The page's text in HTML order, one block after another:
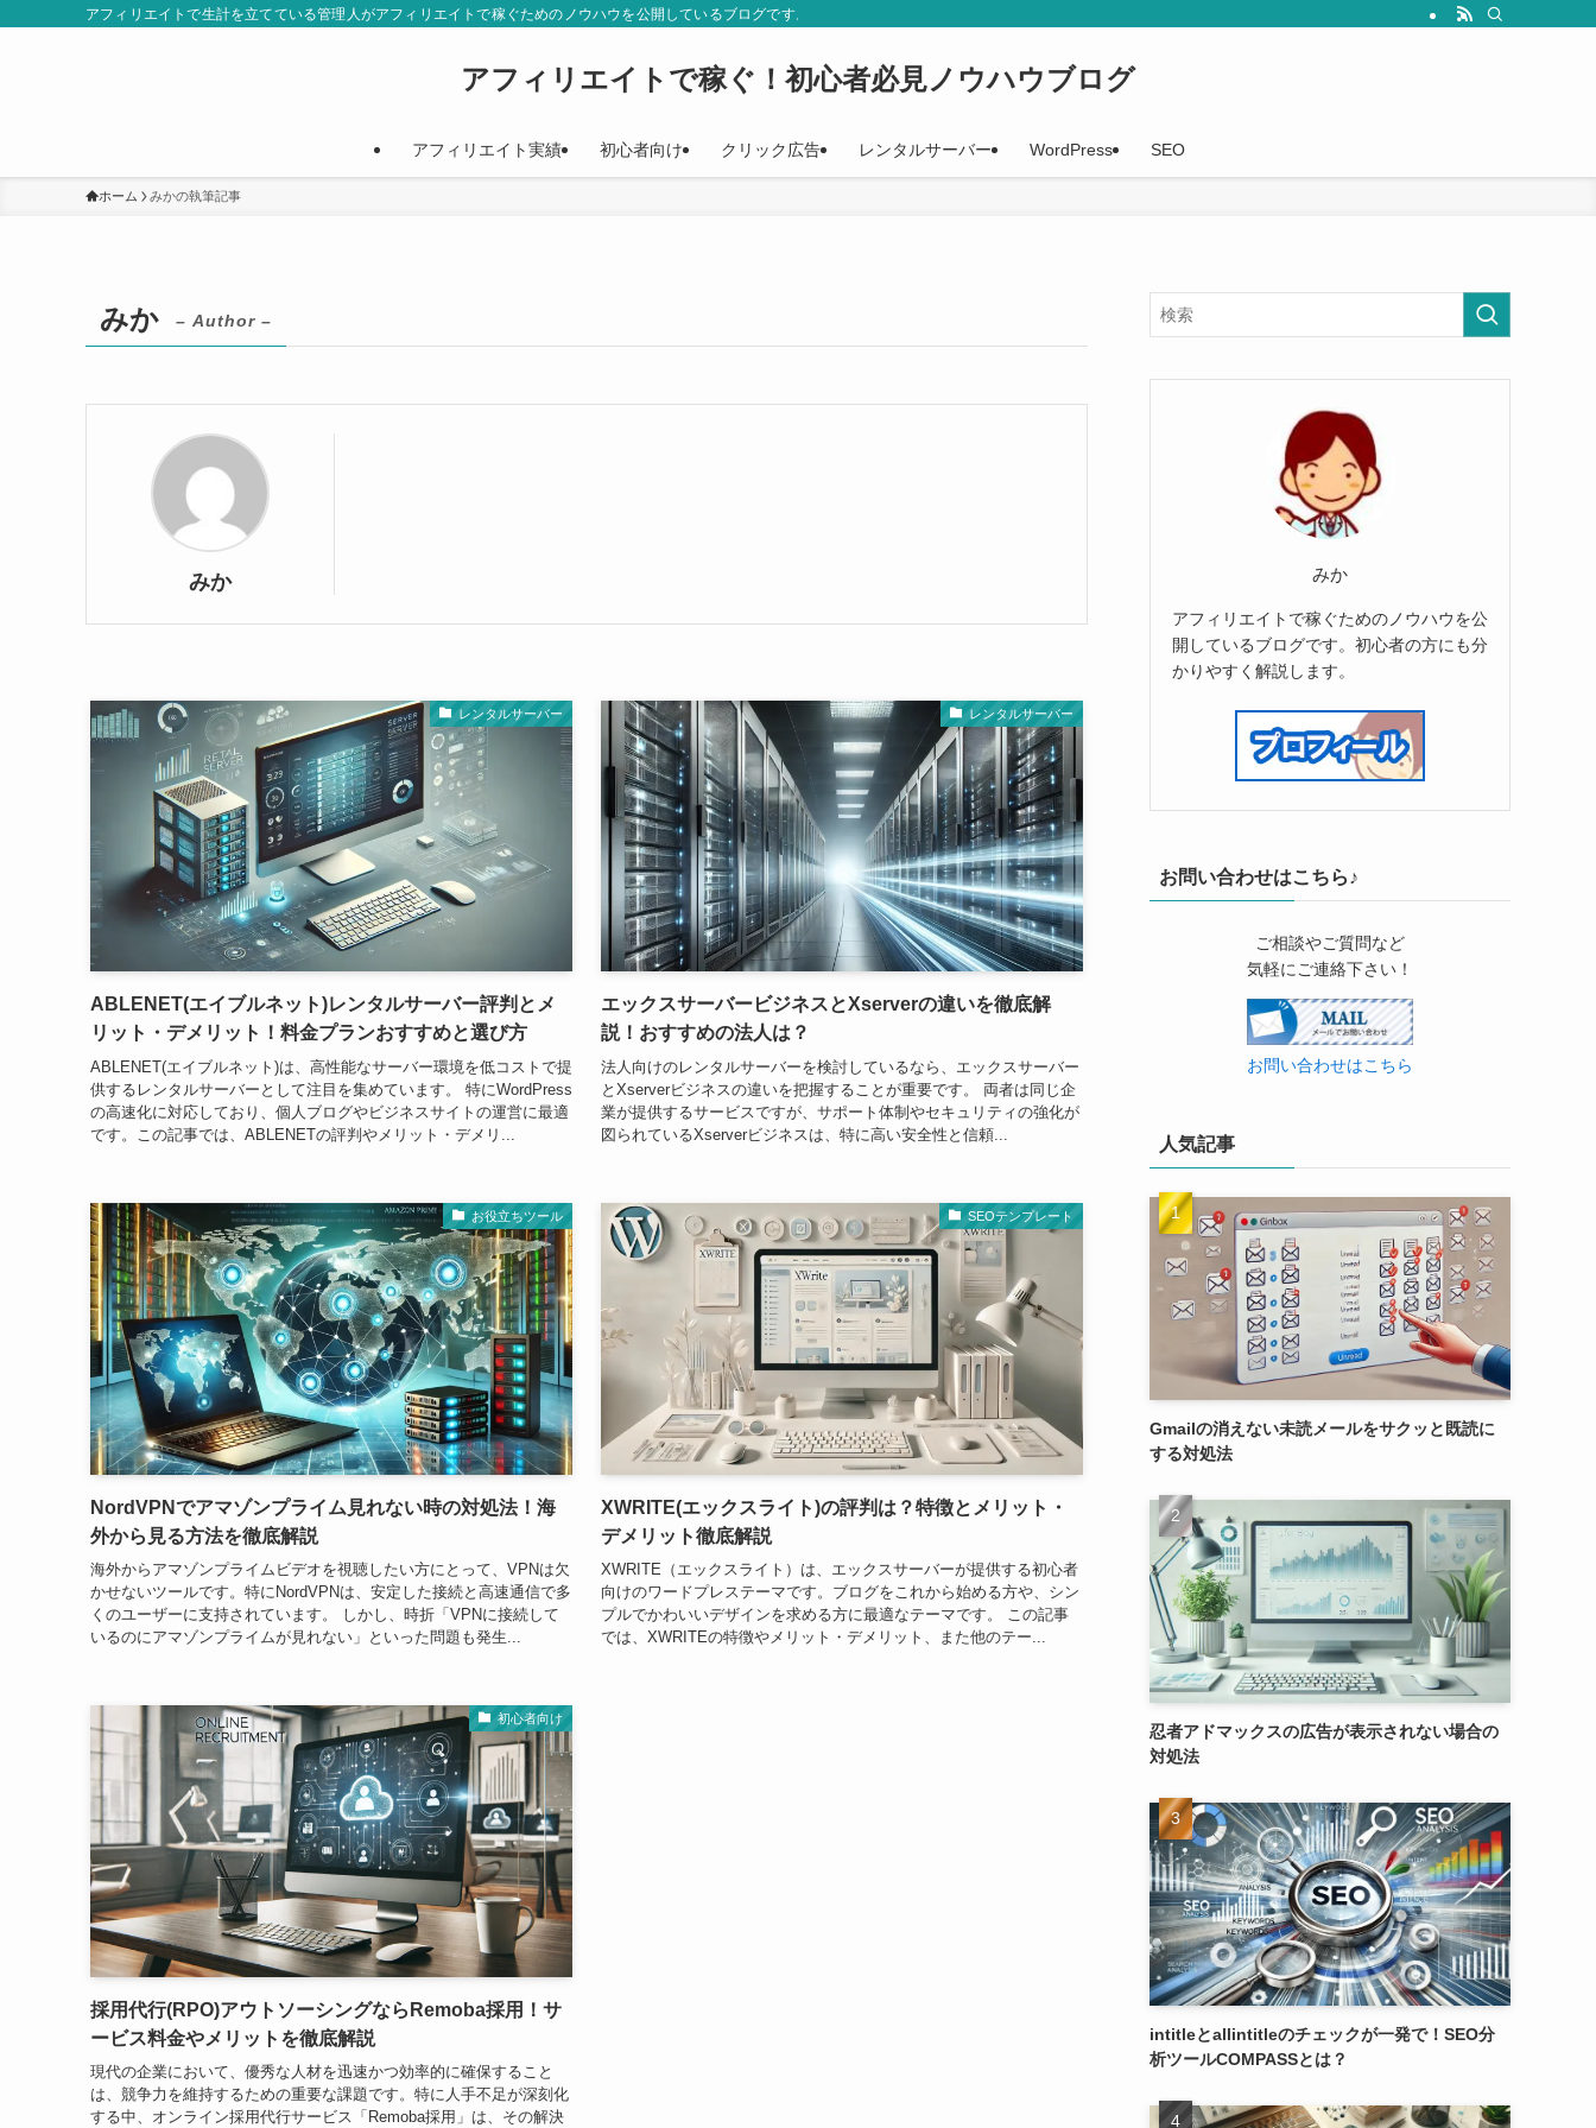
アフィリエイトで生計を立てている管理人がアフィリエイトで稼ぐためのノウハウを公開しているブログです。初心者の方に役立つ、分かりやすい記事を随時配信していきます。
アフィリエイトで稼ぐ！初心者必見ノウハウブログ
アフィリエイト実績 初心者向け クリック広告 レンタルサーバー WordPress SEO
ホーム みかの執筆記事
みか – Author –
みか
レンタルサーバー
ABLENET(エイブルネット)レンタルサーバー評判とメ
リット・デメリット！料金プランおすすめと選び方
ABLENET(エイブルネット)は、高性能なサーバー環境を低コストで提
供するレンタルサーバーとして注目を集めています。 特にWordPress
の高速化に対応しており、個人ブログやビジネスサイトの運営に最適
です。この記事では、ABLENETの評判やメリット・デメリ...
レンタルサーバー
エックスサーバービジネスとXserverの違いを徹底解
説！おすすめの法人は？
法人向けのレンタルサーバーを検討しているなら、エックスサーバー
とXserverビジネスの違いを把握することが重要です。 両者は同じ企
業が提供するサービスですが、サポート体制やセキュリティの強化が
図られているXserverビジネスは、特に高い安全性と信頼...
お役立ちツール
NordVPNでアマゾンプライム見れない時の対処法！海
外から見る方法を徹底解説
海外からアマゾンプライムビデオを視聴したい方にとって、VPNは欠
かせないツールです。特にNordVPNは、安定した接続と高速通信で多
くのユーザーに支持されています。 しかし、時折「VPNに接続して
いるのにアマゾンプライムが見れない」といった問題も発生...
SEOテンプレート
XWRITE(エックスライト)の評判は？特徴とメリット・
デメリット徹底解説
XWRITE（エックスライト）は、エックスサーバーが提供する初心者
向けのワードプレステーマです。ブログをこれから始める方や、シン
プルでかわいいデザインを求める方に最適なテーマです。 この記事
では、XWRITEの特徴やメリット・デメリット、また他のテー...
初心者向け
採用代行(RPO)アウトソーシングならRemoba採用！サ
ービス料金やメリットを徹底解説
現代の企業において、優秀な人材を迅速かつ効率的に確保すること
は、競争力を維持するための重要な課題です。特に人手不足が深刻化
する中、オンライン採用代行サービス「Remoba採用」は、その解決
みか
アフィリエイトで稼ぐためのノウハウを公
開しているブログです。初心者の方にも分
かりやすく解説します。
お問い合わせはこちら♪
ご相談やご質問など
気軽にご連絡下さい！
お問い合わせはこちら
人気記事
Gmailの消えない未読メールをサクッと既読に
する対処法
忍者アドマックスの広告が表示されない場合の
対処法
intitleとallintitleのチェックが一発で！SEO分
析ツールCOMPASSとは？